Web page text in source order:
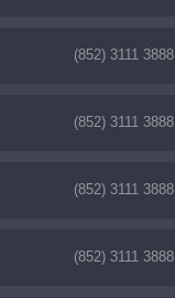
(852) 3111 3888
(852) 3111 3888
(852) 3111 3888
(852) 3111 3888